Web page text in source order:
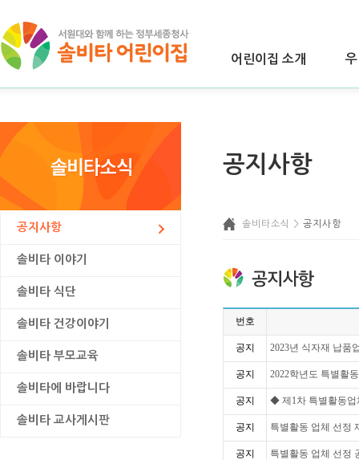
어린이집 소개
공지사항
솔비타 이야기
솔비타 식단
솔비타 건강이야기
솔비타 부모교육
솔비타에 바랍니다
솔비타 교사게시판
공지사항
솔비타소식 > 공지사항
번호
공지 2023년 식자재 납품
공지 2022학년도 특별활
공지 ◆ 제1차 특별활동업
공지 특별활동 업체 선정
공지 특별활동 업체 선정